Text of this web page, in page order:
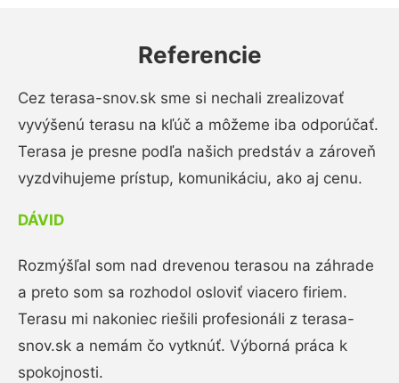
Referencie
Cez terasa-snov.sk sme si nechali zrealizovať
vyvýšenú terasu na kľúč a môžeme iba odporúčať.
Terasa je presne podľa našich predstáv a zároveň
vyzdvihujeme prístup, komunikáciu, ako aj cenu.
DÁVID
Rozmýšľal som nad drevenou terasou na záhrade
a preto som sa rozhodol osloviť viacero firiem.
Terasu mi nakoniec riešili profesionáli z terasa-
snov.sk a nemám čo vytknúť. Výborná práca k
spokojnosti.